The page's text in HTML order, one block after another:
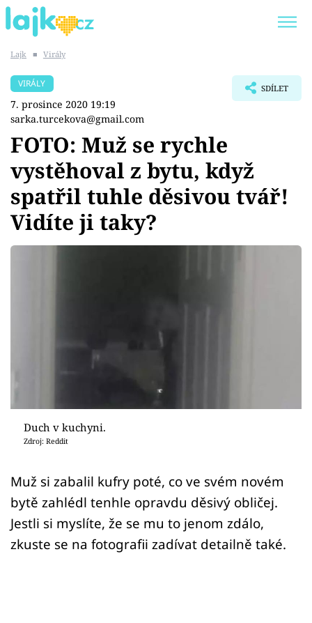
SHOPAHOLICADEL
Témata
Showbyznys
Youtubeři
Přihlášení
Sledujte nás
Lajk ■ Virály
VIRÁLY
7. prosince 2020 19:19
sarka.turcekova@gmail.com
SDÍLET
FOTO: Muž se rychle
vystěhoval z bytu, když
spatřil tuhle děsivou tvář!
Vidíte ji taky?
Duch v kuchyni.
Zdroj: Reddit
Muž si zabalil kufry poté, co ve svém novém
bytě zahlédl tenhle opravdu děsivý obličej.
Jestli si myslíte, že se mu to jenom zdálo,
zkuste se na fotografii zadívat detailně také.